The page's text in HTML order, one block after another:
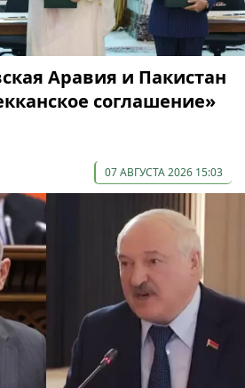
Аравия и Пакистан
соглашение»
07 АВГУСТА 2026 15:03